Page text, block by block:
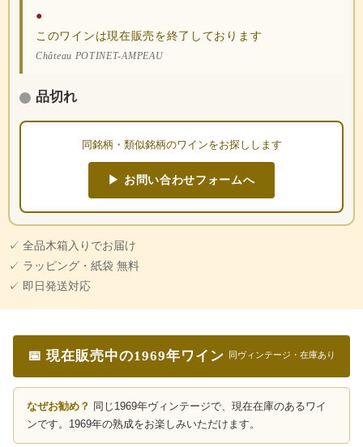
●
このワインは現在販売を終了しております
Château POTINET-AMPEAU
品切れ
同銘柄・類似銘柄のワインをお探しします
▶ お問い合わせフォームへ
✓ 全品木箱入りでお届け
✓ ラッピング・紙袋 無料
✓ 即日発送対応
📅 現在販売中の1969年ワイン 同ヴィンテージ・在庫あり
なぜお勧め？ 同じ1969年ヴィンテージで、現在在庫のあるワイ
ンです。1969年の熟成をお楽しみいただけます。